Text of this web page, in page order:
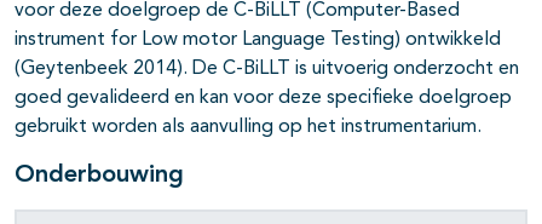
voor deze doelgroep de C-BiLLT (Computer-Based
instrument for Low motor Language Testing) ontwikkeld
(Geytenbeek 2014). De C-BiLLT is uitvoerig onderzocht en
goed gevalideerd en kan voor deze specifieke doelgroep
gebruikt worden als aanvulling op het instrumentarium.
Onderbouwing